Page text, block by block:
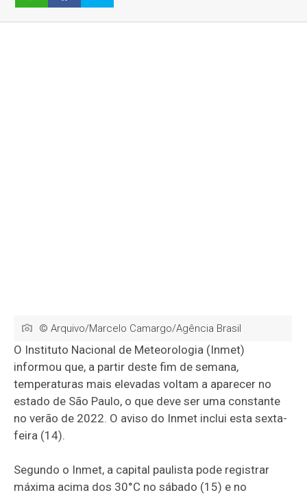
© Arquivo/Marcelo Camargo/Agência Brasil
O Instituto Nacional de Meteorologia (Inmet)
informou que, a partir deste fim de semana,
temperaturas mais elevadas voltam a aparecer no
estado de São Paulo, o que deve ser uma constante
no verão de 2022. O aviso do Inmet inclui esta sexta-
feira (14).
Segundo o Inmet, a capital paulista pode registrar
máxima acima dos 30°C no sábado (15) e no